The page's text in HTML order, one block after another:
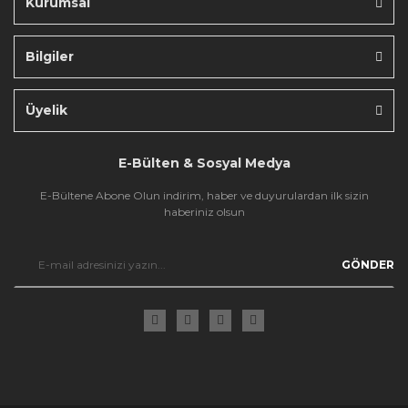
Bilgiler
Üyelik
E-Bülten & Sosyal Medya
E-Bültene Abone Olun indirim, haber ve duyurulardan ilk sizin
haberiniz olsun
GÖNDER